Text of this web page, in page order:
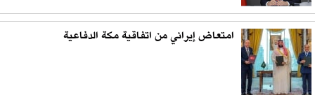
امتعاض إيراني من اتفاقية مكة الدفاعية